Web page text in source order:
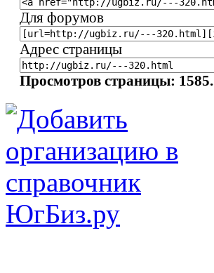
Для форумов
Адрес страницы
Просмотров страницы: 1585.